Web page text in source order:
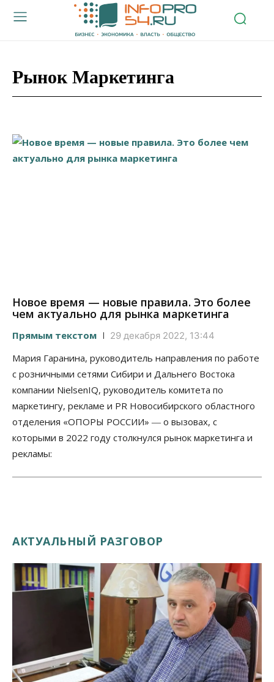
Рынок Маркетинга
Новое время — новые правила. Это более
чем актуально для рынка маркетинга
Прямым текстом 29 декабря 2022, 13:44
Мария Гаранина, руководитель направления по работе
с розничными сетями Сибири и Дальнего Востока
компании NielsenIQ, руководитель комитета по
маркетингу, рекламе и PR Новосибирского областного
отделения «ОПОРЫ РОССИИ» ― о вызовах, с
которыми в 2022 году столкнулся рынок маркетинга и
рекламы:
АКТУАЛЬНЫЙ РАЗГОВОР